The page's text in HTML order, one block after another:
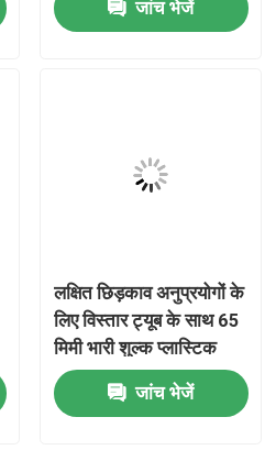
जांच भेजें
लक्षित छिड़काव अनुप्रयोगों के
लिए विस्तार ट्यूब के साथ 65
मिमी भारी शुल्क प्लास्टिक
एयरोसोल टोपी
जांच भेजें